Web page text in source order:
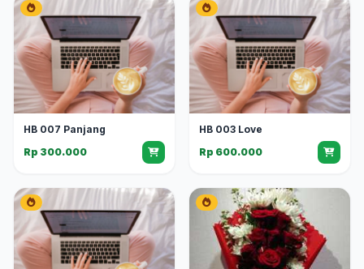
HB 007 Panjang
Rp 300.000
HB 003 Love
Rp 600.000